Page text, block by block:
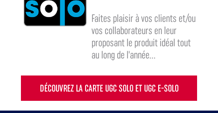
Faites plaisir à vos clients et/ou
vos collaborateurs en leur
proposant le produit idéal tout
au long de l'année...
DÉCOUVREZ LA CARTE UGC SOLO ET UGC E-SOLO